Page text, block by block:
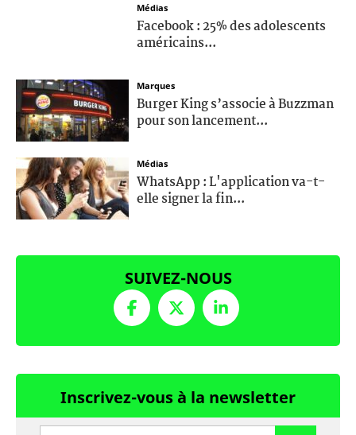
Médias
Facebook : 25% des adolescents
américains...
Marques
Burger King s’associe à Buzzman
pour son lancement...
Médias
WhatsApp : L'application va-t-
elle signer la fin...
SUIVEZ-NOUS
Inscrivez-vous à la newsletter